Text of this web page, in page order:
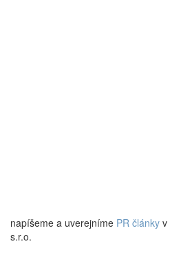
napíšeme a uverejníme PR články v
s.r.o.